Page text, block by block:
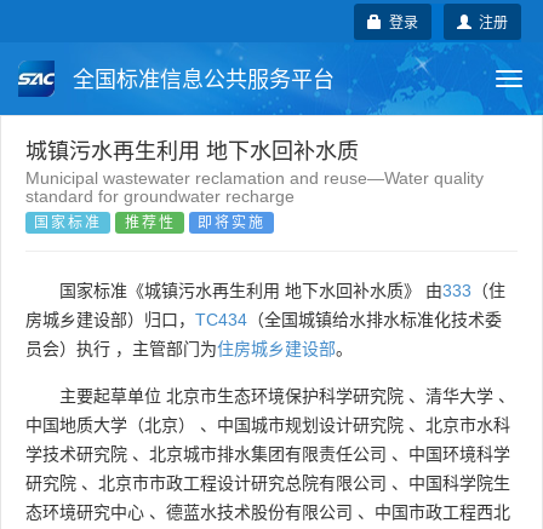
注册
登录
全国标准信息公共服务平台
国家标准 行业标准
团体标准 企业标准
城镇污水再生利用 地下水回补水质
Municipal wastewater reclamation and reuse—Water quality
standard for groundwater recharge
国家标准 推荐性 即将实施
国家标准《城镇污水再生利用 地下水回补水质》 由333 （住
房城乡建设部）归口， TC434 （全国城镇给水排水标准化技术委
员会）执行 ，主管部门为住房城乡建设部。
主要起草单位 北京市生态环境保护科学研究院 、 清华大学 、
中国地质大学（北京）
、 中国城市规划设计研究院 、 北京市水科
学技术研究院 、 北京城市排水集团有限责任公司 、 中国环境科学
研究院 、 北京市市政工程设计研究总院有限公司 、 中国科学院生
态环境研究中心 、 德蓝水技术股份有限公司 、 中国市政工程西北